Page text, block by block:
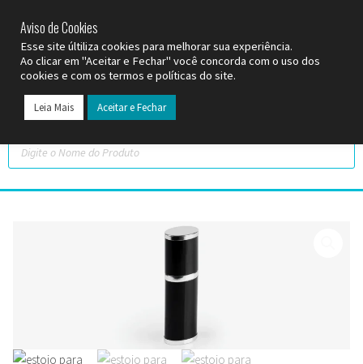
Aviso de Cookies
Esse site últiliza cookies para melhorar sua experiência.
Ao clicar em "Aceitar e Fechar" você concorda com o uso dos
cookies e com os termos e políticas do site.
Leia Mais Aceitar e Fechar